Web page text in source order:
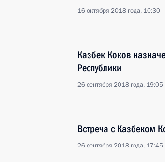
16 октября 2018 года, 10:30
Казбек Коков
Республики
26 сентября 2018 года, 19:05
Встреча с Казбеком
26 сентября 2018 года, 17:45